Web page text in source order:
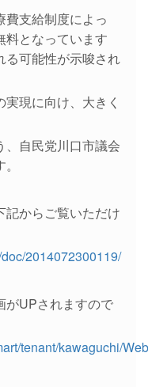
支給制度によっ
料となっています
る可能性が示唆され
現に向け、大きく
、自民党川口市議会
記からご覧いただけ
2014072300119/
がUPされますので
tenant/kawaguchi/